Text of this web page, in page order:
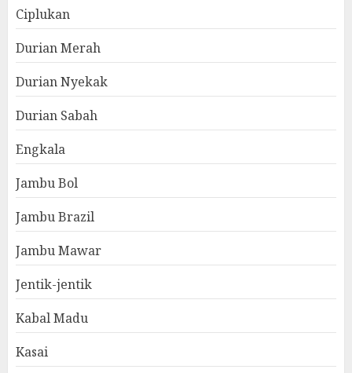
Ciplukan
Durian Merah
Durian Nyekak
Durian Sabah
Engkala
Jambu Bol
Jambu Brazil
Jambu Mawar
Jentik-jentik
Kabal Madu
Kasai